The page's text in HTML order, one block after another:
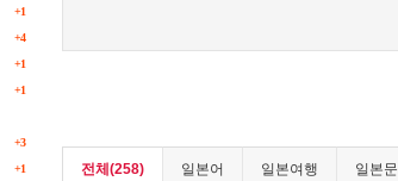
전체(258) 일본어 일본여행 일본
+1
+4
+1
+1
+3
+1